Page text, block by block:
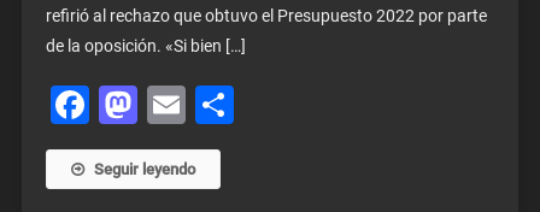
refirió al rechazo que obtuvo el Presupuesto 2022 por parte
de la oposición. «Si bien […]
Facebook
Mastodon
Email
Seguir leyendo